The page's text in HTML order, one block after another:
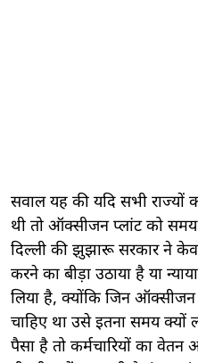
सवाल यह की यदि सभी राज्यों
थी तो ऑक्सीजन प्लांट को समय
दिल्ली की झुझारू सरकार ने
करने का बीड़ा उठाया है या
लिया है, क्योंकि जिन
चाहिए था उसे इतना समय क्यों
पैसा है तो कर्मचारियों का